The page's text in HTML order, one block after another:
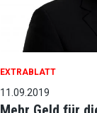
EXTRABLATT
11.09.2019